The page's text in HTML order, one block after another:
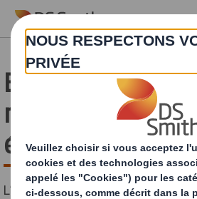
Skip to main content
E-commerce
responsable :
étapes à suivre ?
L’écologie est devenue une